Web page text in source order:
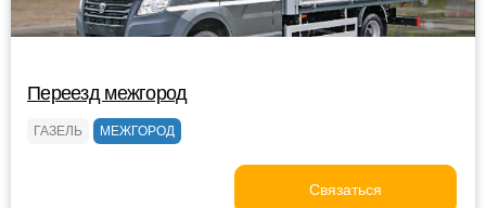
Переезд межгород
ГАЗЕЛЬ МЕЖГОРОД
Связаться